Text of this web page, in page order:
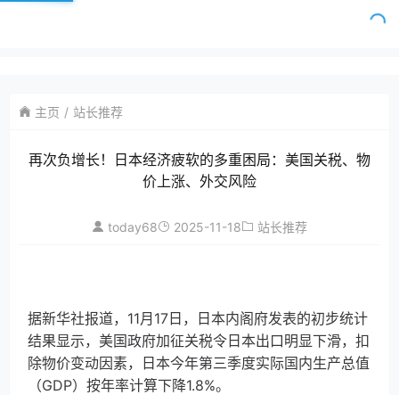
主页 站长推荐
再次负增长！日本经济疲软的多重困局：美国关税、物
价上涨、外交风险
today68 2025-11-18 站长推荐
据新华社报道，11月17日，日本内阁府发表的初步统计
结果显示，美国政府加征关税令日本出口明显下滑，扣
除物价变动因素，日本今年第三季度实际国内生产总值
（GDP）按年率计算下降1.8%。